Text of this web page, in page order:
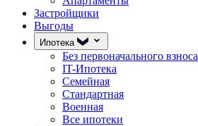
Застройщики
Выгоды
Ипотека
Без первоначального взноса
IT-Ипотека
Семейная
Стандартная
Военная
Все ипотеки